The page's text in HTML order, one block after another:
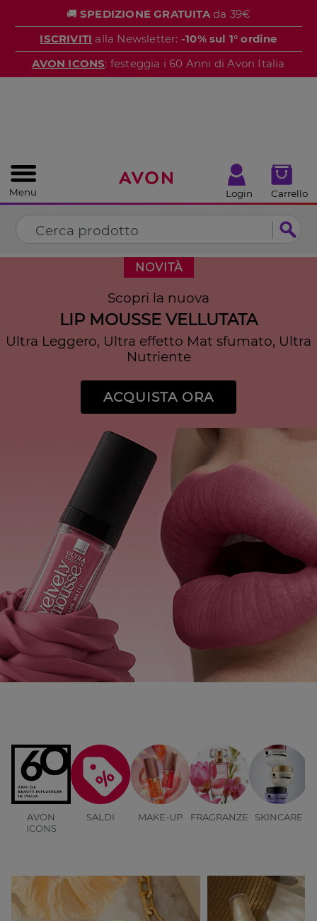
🚚 SPEDIZIONE GRATUITAda 39€
ISCRIVITI alla Newsletter: -10% sul 1° ordine
AVON ICONS: festeggia i 60 Anni di Avon Italia
Menu Login Carrello
NOVITÀ
Scopri la nuova
LIP MOUSSE VELLUTATA
Ultra Leggero, Ultra effetto Mat sfumato, Ultra
Nutriente
ACQUISTA ORA
AVON
ICONS
SALDI MAKE-UP FRAGRANZE SKINCARE
CHIUDI